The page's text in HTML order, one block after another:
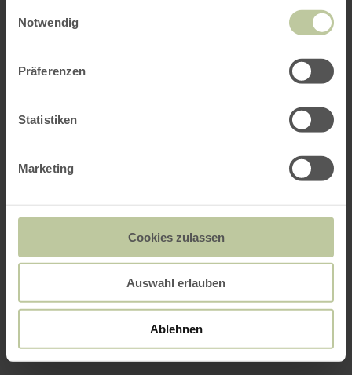
Notwendig
Präferenzen
Statistiken
Marketing
Cookies zulassen
Auswahl erlauben
Ablehnen